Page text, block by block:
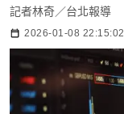
記者林奇／台北報導
2026-01-08 22:15:02